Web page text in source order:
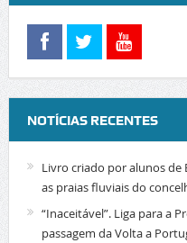
NOTÍCIAS RECENTES
Livro criado por alunos de
as praias fluviais do
“Inaceitável”. Liga para a
passagem da Volta a